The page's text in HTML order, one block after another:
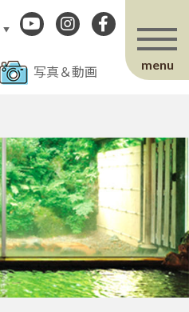
▼
menu
写真＆動画